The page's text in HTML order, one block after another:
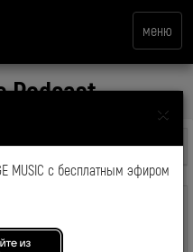
меню
×
MUSIC с бесплатным эфиром
Podcast